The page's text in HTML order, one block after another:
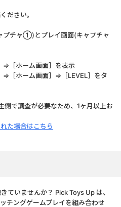
ださい。
プチャ①)とプレイ画面(キャプチャ
［ホーム画面］を表示
［ホーム画面］⇒［LEVEL］をタ
側で調査が必要なため、1ヶ月以上お
た場合はこちら
ていませんか？ Pick Toys Up は、
チングゲームプレイを組み合わせ